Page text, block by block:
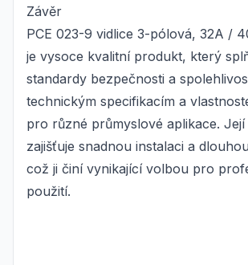
Závěr
PCE 023-9 vidlice 3-pólová, 32A /
je vysoce kvalitní produkt, který
standardy bezpečnosti a
technickým specifikacím a
pro různé průmyslové aplikace.
zajišťuje snadnou instalaci a
což ji činí vynikající volbou pro
použití.